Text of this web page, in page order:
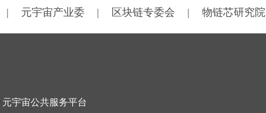
| 元宇宙产业委 | 区块链专委会 | 物链芯研究院
元宇宙公共服务平台